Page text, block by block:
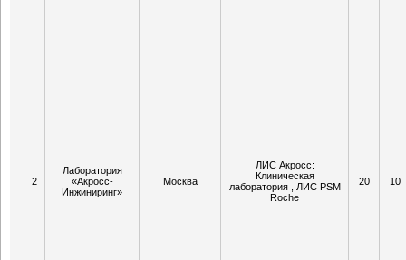
2
Лаборатория
«Акросс-
Инжиниринг»
Москва
ЛИС Акросс:
Клиническая
лаборатория , ЛИС PSM
Roche
20 10